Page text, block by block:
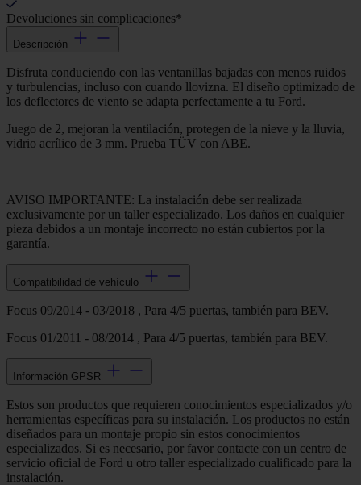
Devoluciones sin complicaciones*
Descripción
Disfruta conduciendo con las ventanillas bajadas con menos ruidos
y turbulencias, incluso con cuando llovizna. El diseño optimizado de
los deflectores de viento se adapta perfectamente a tu Ford.
Juego de 2, mejoran la ventilación, protegen de la nieve y la lluvia,
vidrio acrílico de 3 mm. Prueba TÜV con ABE.
AVISO IMPORTANTE: La instalación debe ser realizada
exclusivamente por un taller especializado. Los daños en cualquier
pieza debidos a un montaje incorrecto no están cubiertos por la
garantía.
Compatibilidad de vehículo
Focus 09/2014 - 03/2018 , Para 4/5 puertas, también para BEV.
Focus 01/2011 - 08/2014 , Para 4/5 puertas, también para BEV.
Información GPSR
Estos son productos que requieren conocimientos especializados y/o
herramientas específicas para su instalación. Los productos no están
diseñados para un montaje propio sin estos conocimientos
especializados. Si es necesario, por favor contacte con un centro de
servicio oficial de Ford u otro taller especializado cualificado para la
instalación.